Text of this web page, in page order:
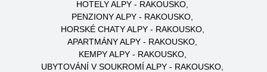
HOTELY ALPY - RAKOUSKO
PENZIONY ALPY - RAKOUSKO
HORSKÉ CHATY ALPY - RAKOUSKO
APARTMÁNY ALPY - RAKOUSKO
KEMPY ALPY - RAKOUSKO
UBYTOVÁNÍ V SOUKROMÍ ALPY - RAKOUSKO